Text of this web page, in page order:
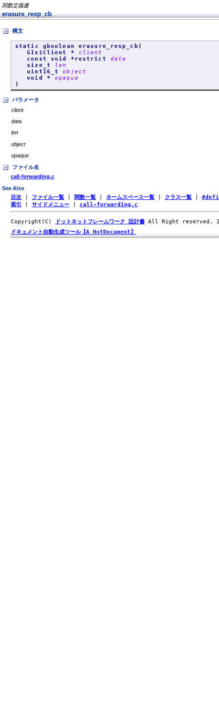
関数定義書
erasure_resp_cb
構文
static gboolean erasure_resp_cb (
GIsiClient * client
const void *restrict data
size_t
len
uint16_tobject
void *opaque
)
パラメータ
client
data
len
object
opaque
ファイル名
call-forwarding.c
See Also
目次 ファイル一覧 関数一覧 ネームスペース一覧 クラス一覧
索引
サイドメニュー call-forwarding.c
Copyright(C) ドットネットフレームワーク 設計書 All Right reserved.
ドキュメント自動生成ツール【A HotDocument】